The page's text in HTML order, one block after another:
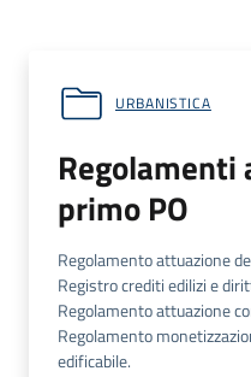
URBANISTICA
primo PO
Regolamento attuazione
Registro crediti edilizi e
Regolamento attuazione
Regolamento
edificabile.